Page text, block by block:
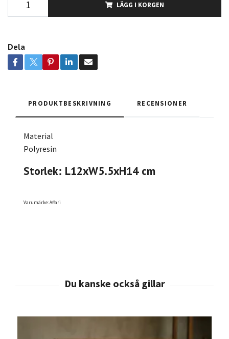
LÄGG I KORGEN
Dela
PRODUKTBESKRIVNING RECENSIONER
Material
Polyresin
Storlek: L12xW5.5xH14 cm
Varumärke: Affari